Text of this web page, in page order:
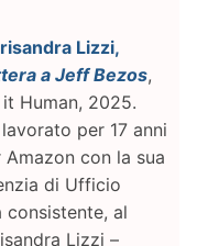
Lizzi,
a Jeff Bezos,
Human, 2025.
per 17 anni
Amazon con la sua
di Ufficio
consistente, al
Lizzi –